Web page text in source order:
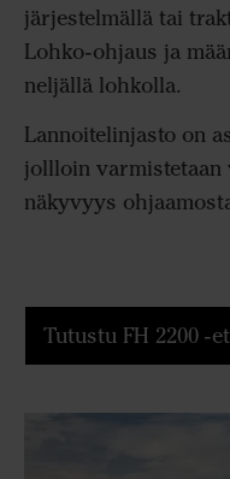
järjestelmällä tai
Lohko-ohjaus ja
neljällä lohkolla.
Lannoitelinjasto on
jollloin varmistetaan
näkyvyys
Tutustu FH 2200 -